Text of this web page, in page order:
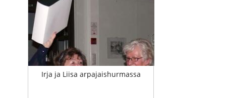
Irja ja Liisa arpajaishurmassa